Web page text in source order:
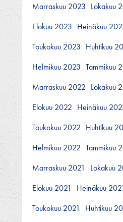
Marraskuu 2023 Lokakuu
Elokuu 2023 Heinäkuu
Toukokuu 2023 Huhtikuu
Helmikuu 2023 Tammikuu
Marraskuu 2022 Lokakuu
Elokuu 2022 Heinäkuu
Toukokuu 2022 Huhtikuu
Helmikuu 2022 Tammikuu
Marraskuu 2021
Lokakuu
Elokuu 2021
Heinäkuu
Toukokuu 2021
Huhtikuu